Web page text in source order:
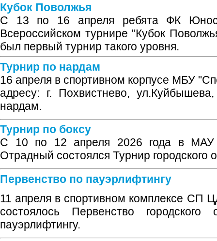
Кубок Поволжья
С 13 по 16 апреля ребята ФК
Всероссийском турнире "Кубок
был первый турнир такого уровня.
Турнир по нардам
16 апреля в спортивном корпусе МБУ
адресу: г. Похвистнево,
нардам.
Турнир по боксу
С 10 по 12 апреля 2026 года в МАУ
Отрадный состоялся Турнир городского
Первенство по пауэрлифтингу
11 апреля в спортивном комплексе
состоялось Первенство городского
пауэрлифтингу.